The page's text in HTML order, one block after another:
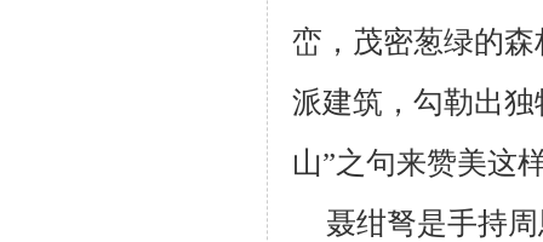
峦，茂密葱绿的
派建筑，勾勒出
山”之句来赞美这
聂绀弩是手持